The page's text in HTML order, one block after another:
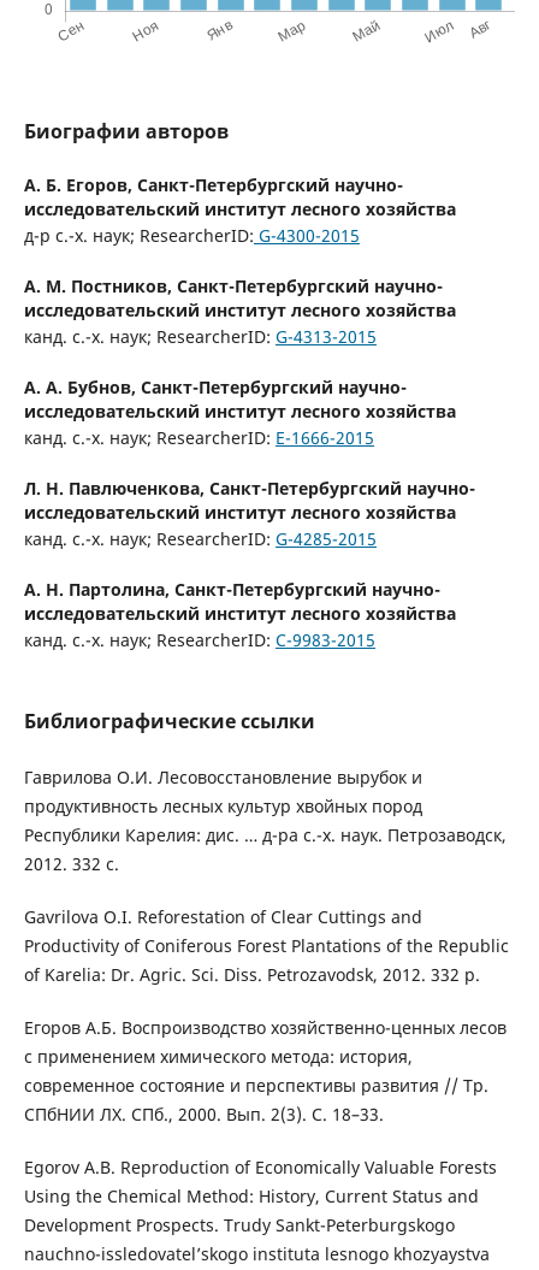
Биографии авторов
А. Б. Егоров, Санкт-Петербургский научно-
исследовательский институт лесного хозяйства
д-р с.-х. наук; ResearcherID: G-4300-2015
А. М. Постников, Санкт-Петербургский научно-
исследовательский институт лесного хозяйства
канд. с.-х. наук; ResearcherID: G-4313-2015
А. А. Бубнов, Санкт-Петербургский научно-
исследовательский институт лесного хозяйства
канд. с.-х. наук; ResearcherID: E-1666-2015
Л. Н. Павлюченкова, Санкт-Петербургский научно-
исследовательский институт лесного хозяйства
канд. с.-х. наук; ResearcherID: G-4285-2015
А. Н. Партолина, Санкт-Петербургский научно-
исследовательский институт лесного хозяйства
канд. с.-х. наук; ResearcherID: C-9983-2015
Библиографические ссылки
Гаврилова О.И. Лесовосстановление вырубок и
продуктивность лесных культур хвойных пород
Республики Карелия: дис. … д-ра с.-х. наук. Петрозаводск,
2012. 332 c.
Gavrilova O.I. Reforestation of Clear Cuttings and
Productivity of Coniferous Forest Plantations of the Republic
of Karelia: Dr. Agric. Sci. Diss. Petrozavodsk, 2012. 332 p.
Егоров А.Б. Воспроизводство хозяйственно-ценных лесов
с применением химического метода: история,
современное состояние и перспективы развития // Тр.
СПбНИИ ЛХ. СПб., 2000. Вып. 2(3). С. 18–33.
Egorov A.B. Reproduction of Economically Valuable Forests
Using the Chemical Method: History, Current Status and
Development Prospects. Trudy Sankt-Peterburgskogo
nauchno-issledovatel’skogo instituta lesnogo khozyaystva